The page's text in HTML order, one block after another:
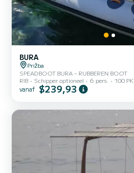
BURA
Prižba
SPEADBOOT BURA – RUBBEREN BOOT
RIB
Schipper optioneel 6 pers. 100 PK
vanaf $239,93